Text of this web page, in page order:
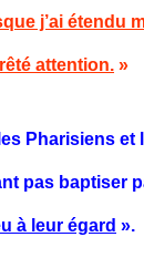
j’ai étendu
attention. »
Pharisiens et
pas baptiser
à leur égard ».